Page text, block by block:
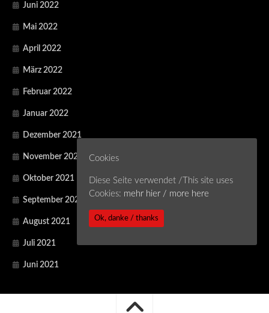
Juni 2022
Mai 2022
April 2022
März 2022
Februar 2022
Januar 2022
Dezember 2021
November 2021
Oktober 2021
September 2021
August 2021
Juli 2021
Juni 2021
Cookies
Diese Seite verwendet /This site uses
Cookies: mehr hier / more here
Ok, danke / thanks